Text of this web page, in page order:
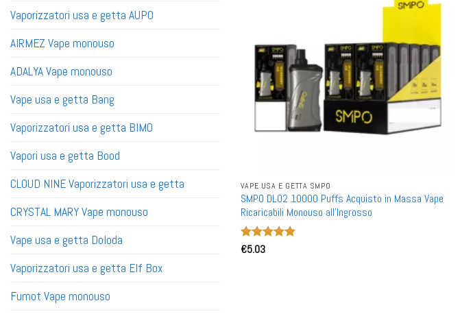
Vaporizzatori usa e getta AUPO
AIRMEZ Vape monouso
ADALYA Vape monouso
Vape usa e getta Bang
Vaporizzatori usa e getta BIMO
Vapori usa e getta Bood
CLOUD NINE Vaporizzatori usa e getta
CRYSTAL MARY Vape monouso
Vape usa e getta Doloda
Vaporizzatori usa e getta Elf Box
Fumot Vape monouso
VAPE USA E GETTA SMPO
SMPO DL02 10000 Puffs Acquisto in Massa Vape
Ricaricabili Monouso all'Ingrosso
Valutato
€5.03